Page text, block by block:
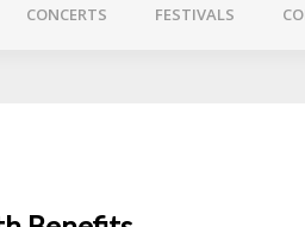
CONCERTS FESTIVALS